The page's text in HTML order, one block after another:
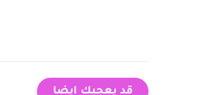
قد يعجبك ايضا